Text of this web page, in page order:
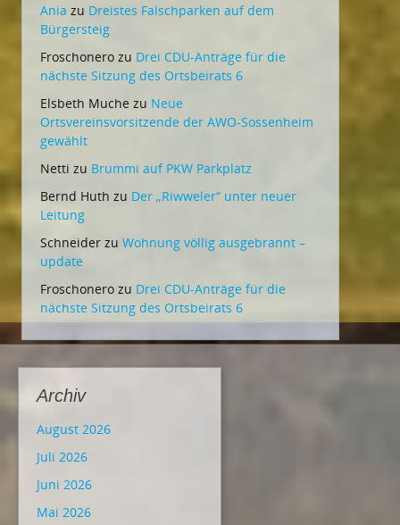
Ania zu Dreistes Falschparken auf dem
Bürgersteig
Froschonero zu Drei CDU-Anträge für die
nächste Sitzung des Ortsbeirats 6
Elsbeth Muche zu Neue
Ortsvereinsvorsitzende der AWO-Sossenheim
gewählt
Netti zu Brummi auf PKW Parkplatz
Bernd Huth zu Der „Riwweler“ unter neuer
Leitung
Schneider zu Wohnung völlig ausgebrannt –
update
Froschonero zu Drei CDU-Anträge für die
nächste Sitzung des Ortsbeirats 6
Archiv
August 2026
Juli 2026
Juni 2026
Mai 2026